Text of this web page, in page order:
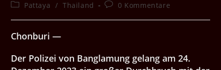
Beitrags-
Pattaya / Thailand
Beitrags-
0 Kommentare
Chonburi —
Der Polizei von Banglamung gelang am 24.